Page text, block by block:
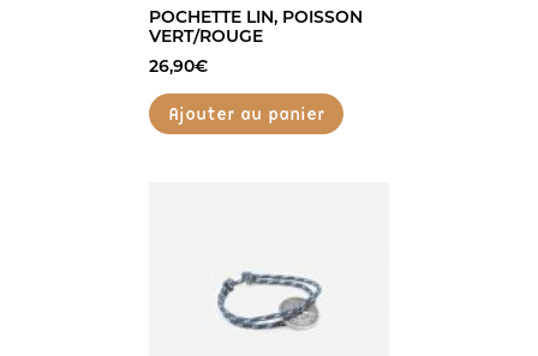
POCHETTE LIN, POISSON
VERT/ROUGE
26,90€
Ajouter au panier